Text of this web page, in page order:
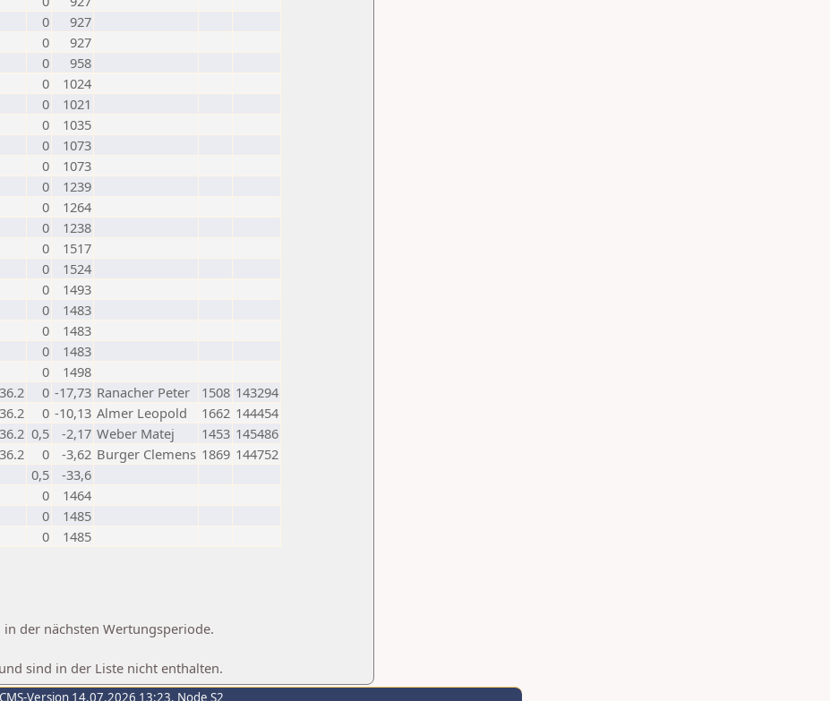
0
927
0
927
0
958
0
1024
0
1021
0
1035
0
1073
0
1073
0
1239
0
1264
0
1238
0
1517
0
1524
0
1493
0
1483
0
1483
0
1483
0
1498
36.2 0 -17,73 Ranacher Peter 1508 143294
36.2 0 -10,13 Almer Leopold 1662 144454
36.2 0,5 -2,17 Weber Matej 1453 145486
36.2 0 -3,62 Burger Clemens 1869 144752
0,5
-33,6
0
1464
0
1485
0
1485
der nächsten Wertungsperiode.
sind in der Liste nicht enthalten.
Version 14.07.2026 13:23, Node S2